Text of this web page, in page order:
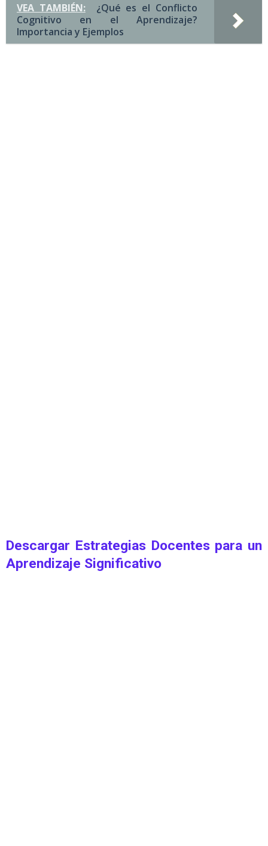
VEA TAMBIÉN:
¿Qué es el Conflicto
Cognitivo en el Aprendizaje?
Importancia y Ejemplos
Descargar Estrategias Docentes para un
Aprendizaje Significativo